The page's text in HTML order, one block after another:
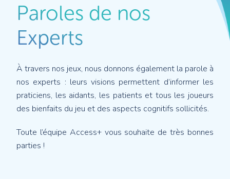
Paroles de nos
Experts
À travers nos jeux, nous donnons également la parole à
nos experts : leurs visions permettent d’informer les
praticiens, les aidants, les patients et tous les joueurs
des bienfaits du jeu et des aspects cognitifs sollicités.
Toute l’équipe Access+ vous souhaite de très bonnes
parties !